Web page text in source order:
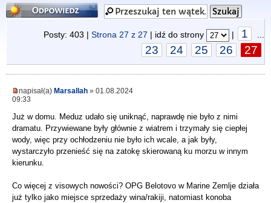
Odpowiedz
Posty: 403 | Strona 27 z 27 | idź do strony | 1
23 24 25 26 27
napisał(a) Marsallah » 01.08.2024
09:33
Już w domu. Meduz udało się uniknąć, naprawdę nie było z nimi
dramatu. Przywiewane były głównie z wiatrem i trzymały się ciepłej
wody, więc przy ochłodzeniu nie było ich wcale, a jak były,
wystarczyło przenieść się na zatokę skierowaną ku morzu w innym
kierunku.
Co więcej z visowych nowości? OPG Belotovo w Marine Zemlje działa
już tylko jako miejsce sprzedaży wina/rakiji, natomiast konoba